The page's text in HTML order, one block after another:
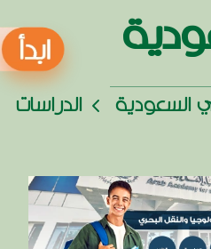
السعودية
الدراسات